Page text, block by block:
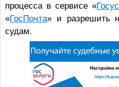
процесса в сервисе «
«ГосПочта» и разрешить
судам.